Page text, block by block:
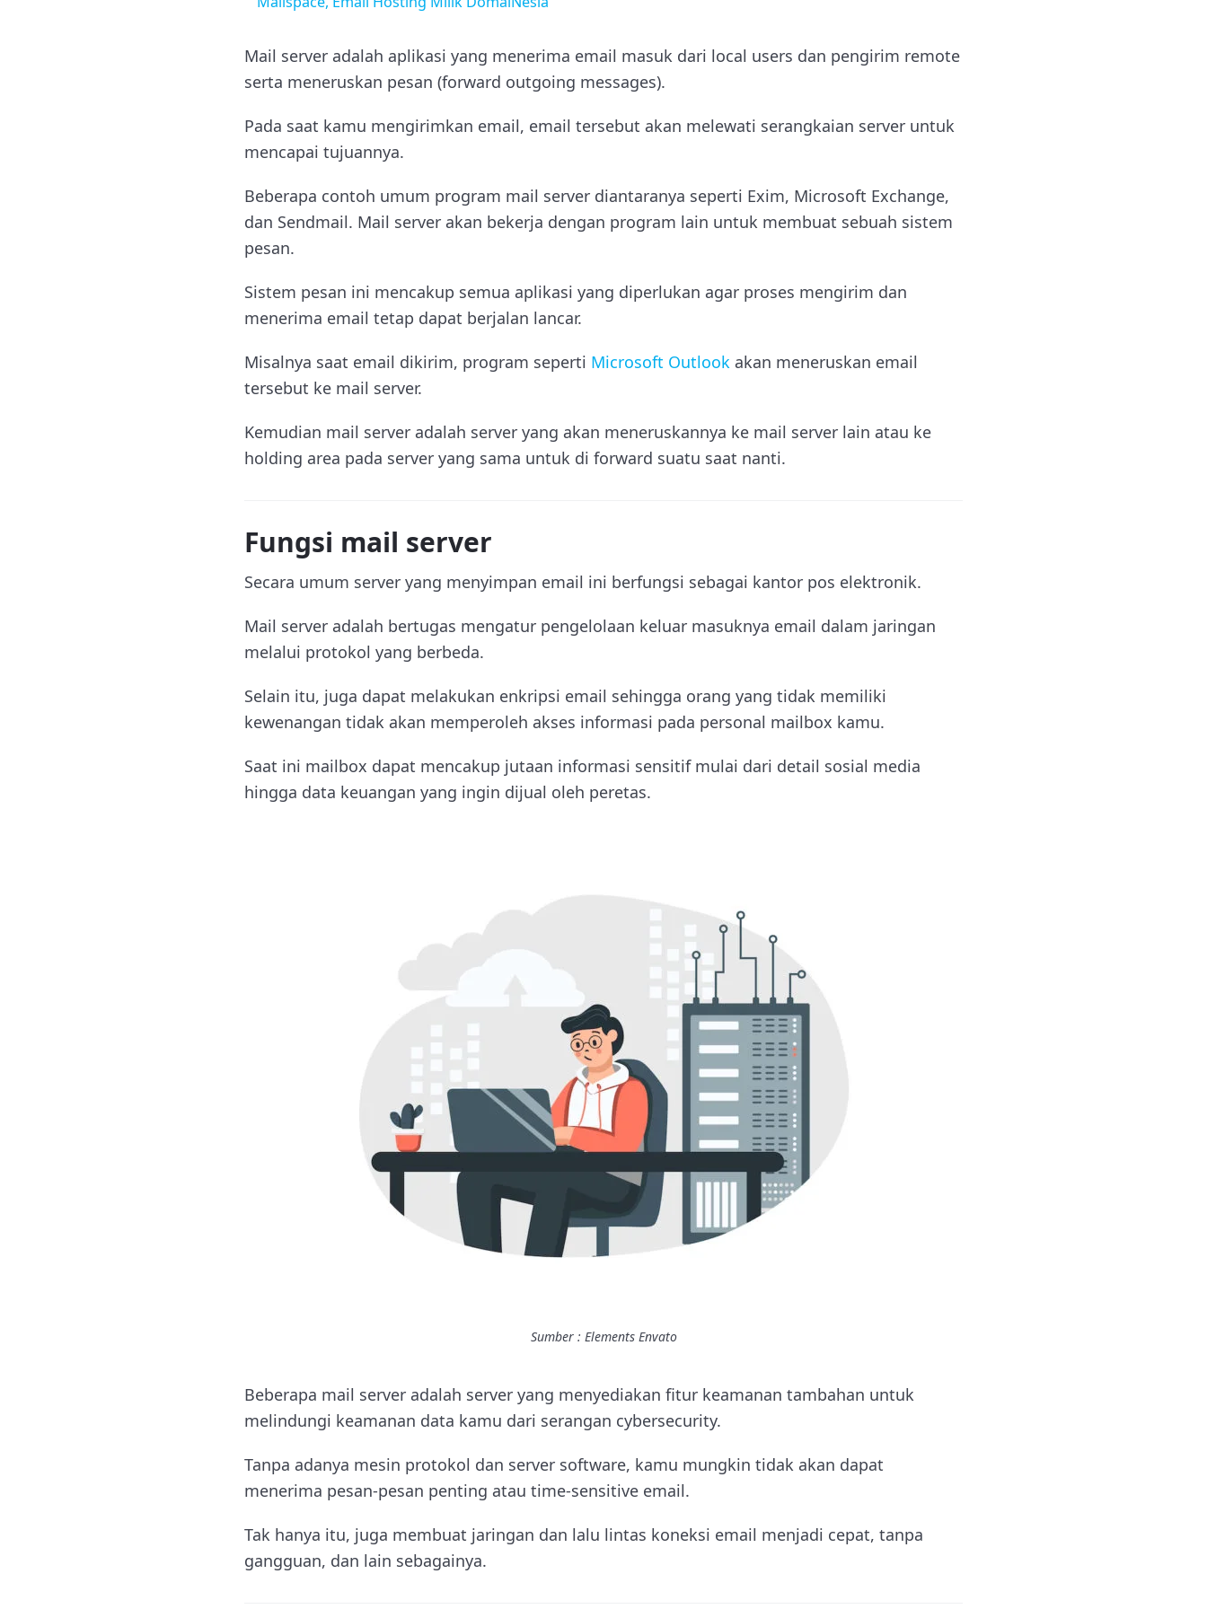
Mail server adalah aplikasi yang menerima email masuk dari local users dan pengirim remote
serta meneruskan pesan (forward outgoing messages).
Pada saat kamu mengirimkan email, email tersebut akan melewati serangkaian server untuk
mencapai tujuannya.
Beberapa contoh umum program mail server diantaranya seperti Exim, Microsoft Exchange,
dan Sendmail. Mail server akan bekerja dengan program lain untuk membuat sebuah sistem
pesan.
Sistem pesan ini mencakup semua aplikasi yang diperlukan agar proses mengirim dan
menerima email tetap dapat berjalan lancar.
Misalnya saat email dikirim, program seperti Microsoft Outlook akan meneruskan email
tersebut ke mail server.
Kemudian mail server adalah server yang akan meneruskannya ke mail server lain atau ke
holding area pada server yang sama untuk di forward suatu saat nanti.
Fungsi mail server
Secara umum server yang menyimpan email ini berfungsi sebagai kantor pos elektronik.
Mail server adalah bertugas mengatur pengelolaan keluar masuknya email dalam jaringan
melalui protokol yang berbeda.
Selain itu, juga dapat melakukan enkripsi email sehingga orang yang tidak memiliki
kewenangan tidak akan memperoleh akses informasi pada personal mailbox kamu.
Saat ini mailbox dapat mencakup jutaan informasi sensitif mulai dari detail sosial media
hingga data keuangan yang ingin dijual oleh peretas.
Sumber : Elements Envato
Beberapa mail server adalah server yang menyediakan fitur keamanan tambahan untuk
melindungi keamanan data kamu dari serangan cybersecurity.
Tanpa adanya mesin protokol dan server software, kamu mungkin tidak akan dapat
menerima pesan-pesan penting atau time-sensitive email.
Tak hanya itu, juga membuat jaringan dan lalu lintas koneksi email menjadi cepat, tanpa
gangguan, dan lain sebagainya.